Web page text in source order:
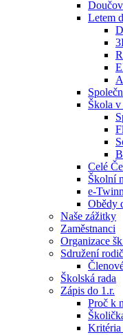
Letem
Škola
Celé
Školní
e-
Obědy
Naše zážitky
Zaměstnanci
Organizace
Sdružení
Školská rada
Zápis do 1.r.
Proč k